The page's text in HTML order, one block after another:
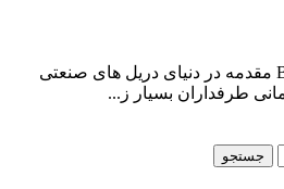
معرفی دریل مگنتی BOSCH مقدمه در دنیای دریل های صنعتی
طرفداران بسیار ز...
جستجو